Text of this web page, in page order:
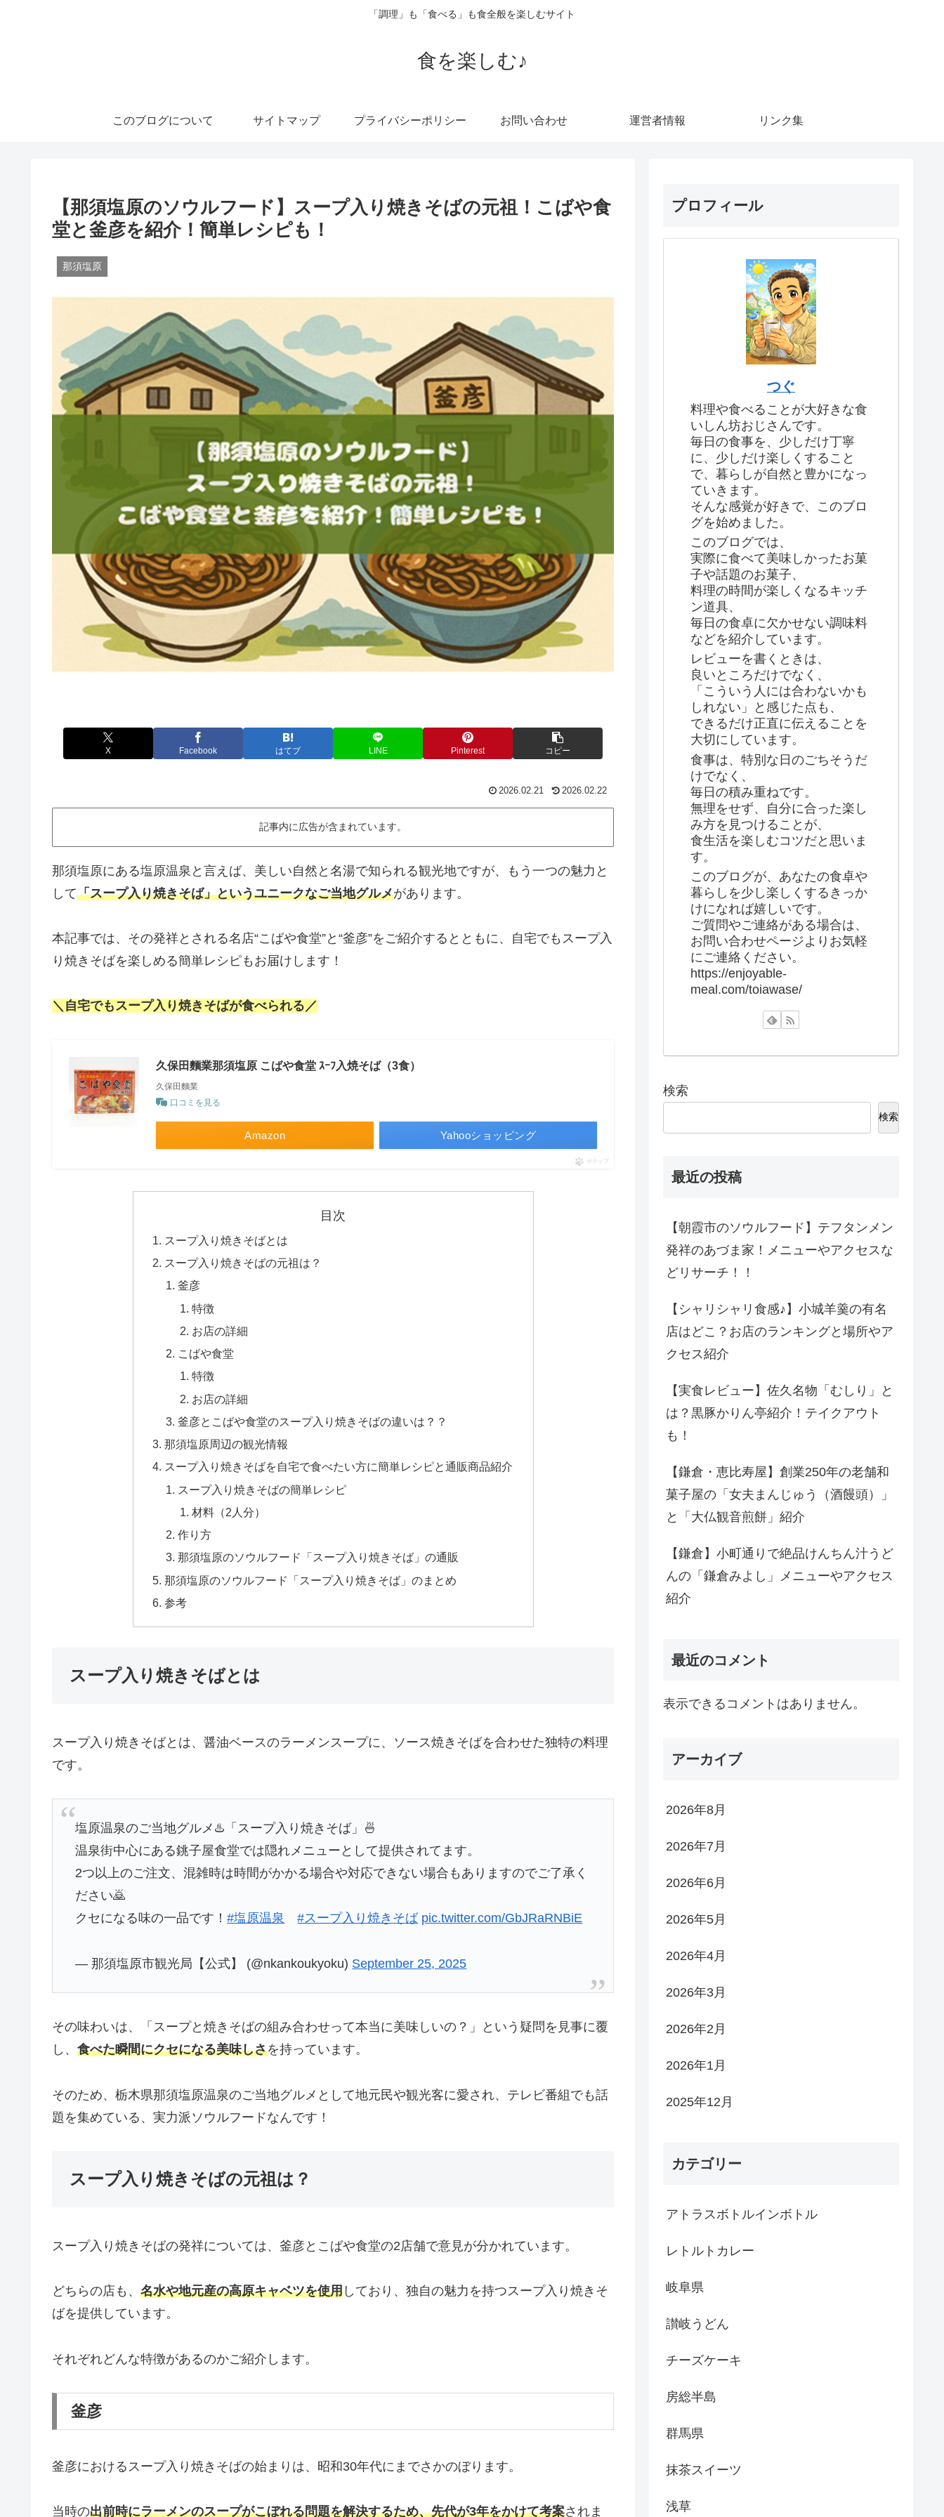
「調理」も「食べる」も食全般を楽しむサイト
食を楽しむ♪
このブログについて サイトマップ プライバシーポリシー お問い合わせ 運営者情報 リンク集
【那須塩原のソウルフード】スープ入り焼きそばの元祖！こばや食
堂と釜彦を紹介！簡単レシピも！
那須塩原
X Facebook はてブ LINE Pinterest コピー
2026.02.21 2026.02.22
記事内に広告が含まれています。
那須塩原にある塩原温泉と言えば、美しい自然と名湯で知られる観光地ですが、もう一つの魅力と
して「スープ入り焼きそば」というユニークなご当地グルメがあります。
本記事では、その発祥とされる名店“こばや食堂”と“釜彦”をご紹介するとともに、自宅でもスープ入
り焼きそばを楽しめる簡単レシピもお届けします！
＼自宅でもスープ入り焼きそばが食べられる／
久保田麵業那須塩原 こばや食堂 ｽｰﾌ入焼そば（3食）
久保田麵業
口コミを見る
Amazon Yahooショッピング
ポチップ
目次
スープ入り焼きそばとは
スープ入り焼きそばの元祖は？
釜彦
特徴
お店の詳細
こばや食堂
特徴
お店の詳細
釜彦とこばや食堂のスープ入り焼きそばの違いは？？
那須塩原周辺の観光情報
スープ入り焼きそばを自宅で食べたい方に簡単レシピと通販商品紹介
スープ入り焼きそばの簡単レシピ
材料（2人分）
作り方
那須塩原のソウルフード「スープ入り焼きそば」の通販
那須塩原のソウルフード「スープ入り焼きそば」のまとめ
参考
スープ入り焼きそばとは
スープ入り焼きそばとは、醤油ベースのラーメンスープに、ソース焼きそばを合わせた独特の料理
です。
塩原温泉のご当地グルメ♨️「スープ入り焼きそば」🍜
温泉街中心にある銚子屋食堂では隠れメニューとして提供されてます。
2つ以上のご注文、混雑時は時間がかかる場合や対応できない場合もありますのでご了承く
ださい🙇
クセになる味の一品です！#塩原温泉 #スープ入り焼きそば pic.twitter.com/GbJRaRNBiE
— 那須塩原市観光局【公式】 (@nkankoukyoku) September 25, 2025
その味わいは、「スープと焼きそばの組み合わせって本当に美味しいの？」という疑問を見事に覆
し、 食べた瞬間にクセになる美味しさを持っています。
そのため、栃木県那須塩原温泉のご当地グルメとして地元民や観光客に愛され、テレビ番組でも話
題を集めている、実力派ソウルフードなんです！
スープ入り焼きそばの元祖は？
スープ入り焼きそばの発祥については、釜彦とこばや食堂の2店舗で意見が分かれています。
どちらの店も、 名水や地元産の高原キャベツを使用 しており、独自の魅力を持つスープ入り焼きそ
ばを提供しています。
それぞれどんな特徴があるのかご紹介します。
釜彦
釜彦におけるスープ入り焼きそばの始まりは、昭和30年代にまでさかのぼります。
当時の出前時にラーメンのスープがこぼれる問題を解決するため、先代が3年をかけて考案されま
プロフィール
つぐ
料理や食べることが大好きな食
いしん坊おじさんです。
毎日の食事を、少しだけ丁寧
に、少しだけ楽しくすること
で、暮らしが自然と豊かになっ
ていきます。
そんな感覚が好きで、このブロ
グを始めました。
このブログでは、
実際に食べて美味しかったお菓
子や話題のお菓子、
料理の時間が楽しくなるキッチ
ン道具、
毎日の食卓に欠かせない調味料
などを紹介しています。
レビューを書くときは、
良いところだけでなく、
「こういう人には合わないかも
しれない」と感じた点も、
できるだけ正直に伝えることを
大切にしています。
食事は、特別な日のごちそうだ
けでなく、
毎日の積み重ねです。
無理をせず、自分に合った楽し
み方を見つけることが、
食生活を楽しむコツだと思いま
す。
このブログが、あなたの食卓や
暮らしを少し楽しくするきっか
けになれば嬉しいです。
ご質問やご連絡がある場合は、
お問い合わせページよりお気軽
にご連絡ください。
https://enjoyable-
meal.com/toiawase/
検索
検索
最近の投稿
【朝霞市のソウルフード】テフタンメン
発祥のあづま家！メニューやアクセスな
どリサーチ！！
【シャリシャリ食感♪】小城羊羹の有名
店はどこ？お店のランキングと場所やア
クセス紹介
【実食レビュー】佐久名物「むしり」と
は？黒豚かりん亭紹介！テイクアウト
も！
【鎌倉・恵比寿屋】創業250年の老舗和
菓子屋の「女夫まんじゅう（酒饅頭）」
と「大仏観音煎餅」紹介
【鎌倉】小町通りで絶品けんちん汁うど
んの「鎌倉みよし」メニューやアクセス
紹介
最近のコメント
表示できるコメントはありません。
アーカイブ
2026年8月
2026年7月
2026年6月
2026年5月
2026年4月
2026年3月
2026年2月
2026年1月
2025年12月
カテゴリー
アトラスボトルインボトル
レトルトカレー
岐阜県
讃岐うどん
チーズケーキ
房総半島
群馬県
抹茶スイーツ
浅草